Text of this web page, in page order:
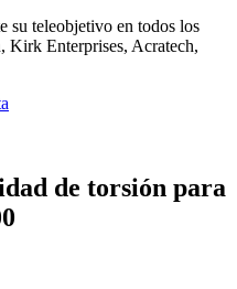
su teleobjetivo en todos los
Kirk Enterprises, Acratech,
de torsión para